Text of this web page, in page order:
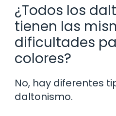
¿Todos los
tienen las
dificultades
colores?
No, hay diferentes
daltonismo.